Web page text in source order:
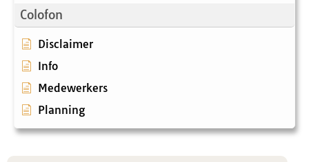
Colofon
Disclaimer
Info
Medewerkers
Planning